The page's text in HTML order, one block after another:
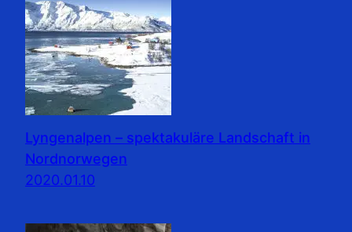
Lyngenalpen – spektakuläre Landschaft in
Nordnorwegen
2020.01.10